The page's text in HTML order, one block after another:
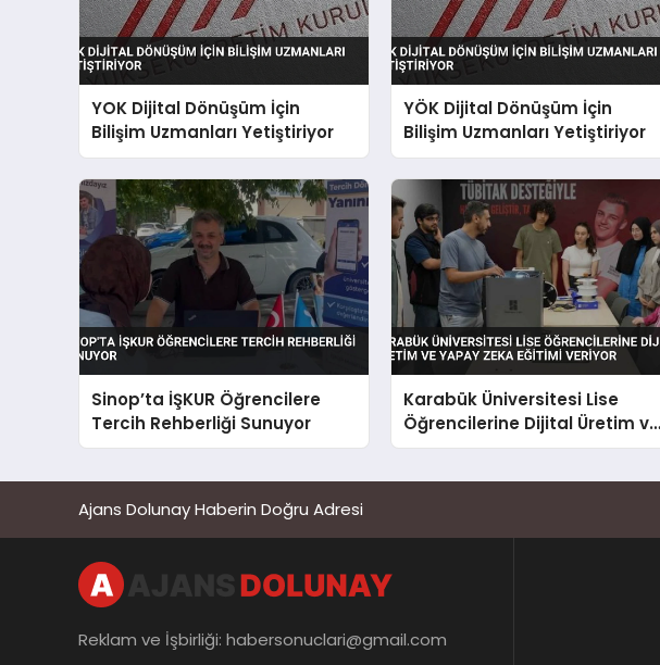
YOK Dijital Dönüşüm İçin
Bilişim Uzmanları Yetiştiriyor
YÖK Dijital Dönüşüm İçin
Bilişim Uzmanları Yetiştiriyor
Sinop’ta İŞKUR Öğrencilere
Tercih Rehberliği Sunuyor
Karabük Üniversitesi Lise
Öğrencilerine Dijital Üretim ve
Yapay Zeka Eğitimi Veriyor
Ajans Dolunay Haberin Doğru Adresi
Reklam ve İşbirliği: habersonuclari@gmail.com